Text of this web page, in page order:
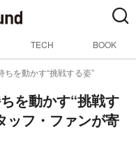
TECH BOOK
ちを動かす“挑戦する姿”
を動かす“挑戦す
フ・ファンが寄